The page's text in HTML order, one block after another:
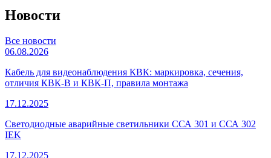
Новости
Все новости
06.08.2026
Кабель для видеонаблюдения КВК: маркировка, сечения,
отличия КВК-В и КВК-П, правила монтажа
17.12.2025
Светодиодные аварийные светильники ССА 301 и ССА 302
IEK
17.12.2025